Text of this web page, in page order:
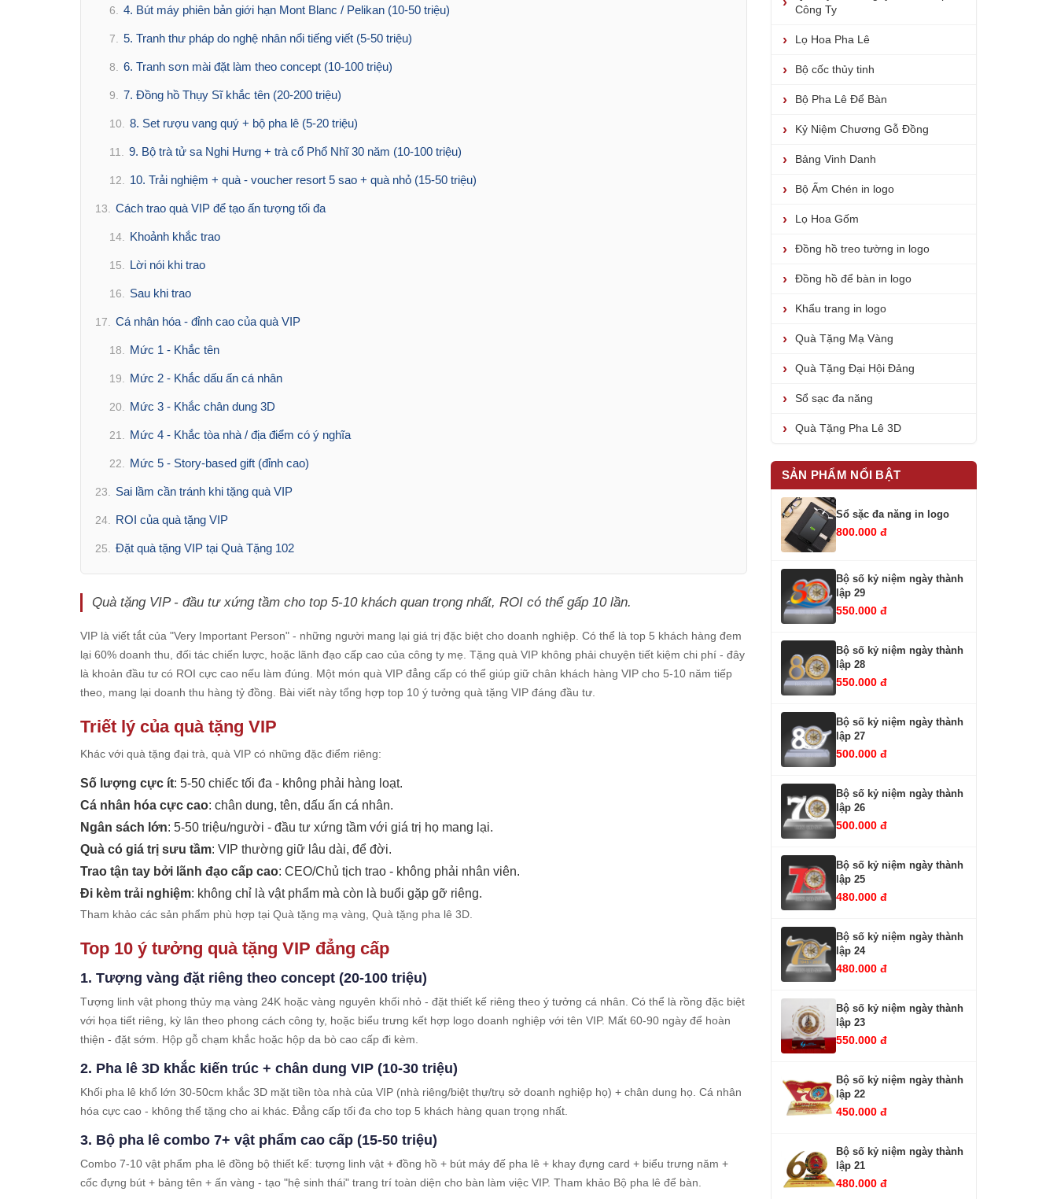
6. 4. Bút máy phiên bản giới hạn Mont Blanc / Pelikan (10-50 triệu)
7. 5. Tranh thư pháp do nghệ nhân nổi tiếng viết (5-50 triệu)
8. 6. Tranh sơn mài đặt làm theo concept (10-100 triệu)
9. 7. Đồng hồ Thụy Sĩ khắc tên (20-200 triệu)
10. 8. Set rượu vang quý + bộ pha lê (5-20 triệu)
11. 9. Bộ trà tử sa Nghi Hưng + trà cổ Phổ Nhĩ 30 năm (10-100 triệu)
12. 10. Trải nghiệm + quà - voucher resort 5 sao + quà nhỏ (15-50 triệu)
13. Cách trao quà VIP để tạo ấn tượng tối đa
14. Khoảnh khắc trao
15. Lời nói khi trao
16. Sau khi trao
17. Cá nhân hóa - đỉnh cao của quà VIP
18. Mức 1 - Khắc tên
19. Mức 2 - Khắc dấu ấn cá nhân
20. Mức 3 - Khắc chân dung 3D
21. Mức 4 - Khắc tòa nhà / địa điểm có ý nghĩa
22. Mức 5 - Story-based gift (đỉnh cao)
23. Sai lầm cần tránh khi tặng quà VIP
24. ROI của quà tặng VIP
25. Đặt quà tặng VIP tại Quà Tặng 102
Quà tặng VIP - đầu tư xứng tầm cho top 5-10 khách quan trọng nhất, ROI có thể gấp 10 lần.
VIP là viết tắt của "Very Important Person" - những người mang lại giá trị đặc biệt cho doanh nghiệp. Có thể là top 5 khách hàng đem
lại 60% doanh thu, đối tác chiến lược, hoặc lãnh đạo cấp cao của công ty mẹ. Tặng quà VIP không phải chuyện tiết kiệm chi phí - đây
là khoản đầu tư có ROI cực cao nếu làm đúng. Một món quà VIP đẳng cấp có thể giúp giữ chân khách hàng VIP cho 5-10 năm tiếp
theo, mang lại doanh thu hàng tỷ đồng. Bài viết này tổng hợp top 10 ý tưởng quà tặng VIP đáng đầu tư.
Triết lý của quà tặng VIP
Khác với quà tặng đại trà, quà VIP có những đặc điểm riêng:
Số lượng cực ít: 5-50 chiếc tối đa - không phải hàng loạt.
Cá nhân hóa cực cao: chân dung, tên, dấu ấn cá nhân.
Ngân sách lớn: 5-50 triệu/người - đầu tư xứng tầm với giá trị họ mang lại.
Quà có giá trị sưu tầm: VIP thường giữ lâu dài, để đời.
Trao tận tay bởi lãnh đạo cấp cao: CEO/Chủ tịch trao - không phải nhân viên.
Đi kèm trải nghiệm: không chỉ là vật phẩm mà còn là buổi gặp gỡ riêng.
Tham khảo các sản phẩm phù hợp tại Quà tặng mạ vàng Quà tặng pha lê 3D
Top 10 ý tưởng quà tặng VIP đẳng cấp
1. Tượng vàng đặt riêng theo concept (20-100 triệu)
Tượng linh vật phong thủy mạ vàng 24K hoặc vàng nguyên khối nhỏ - đặt thiết kế riêng theo ý tưởng cá nhân. Có thể là rồng đặc biệt
với họa tiết riêng, kỳ lân theo phong cách công ty, hoặc biểu trưng kết hợp logo doanh nghiệp với tên VIP. Mất 60-90 ngày để hoàn
thiện - đặt sớm. Hộp gỗ chạm khắc hoặc hộp da bò cao cấp đi kèm.
2. Pha lê 3D khắc kiến trúc + chân dung VIP (10-30 triệu)
Khối pha lê khổ lớn 30-50cm khắc 3D mặt tiền tòa nhà của VIP (nhà riêng/biệt thự/trụ sở doanh nghiệp họ) + chân dung họ. Cá nhân
hóa cực cao - không thể tặng cho ai khác. Đẳng cấp tối đa cho top 5 khách hàng quan trọng nhất.
3. Bộ pha lê combo 7+ vật phẩm cao cấp (15-50 triệu)
Combo 7-10 vật phẩm pha lê đồng bộ thiết kế: tượng linh vật + đồng hồ + bút máy đế pha lê + khay đựng card + biểu trưng năm +
cốc đựng bút + bảng tên + ấn vàng - tạo "hệ sinh thái" trang trí toàn diện cho bàn làm việc VIP. Tham khảo Bộ pha lê để bàn
Công Ty
Lọ Hoa Pha Lê
Bộ cốc thủy tinh
Bộ Pha Lê Để Bàn
Kỷ Niệm Chương Gỗ Đồng
Bảng Vinh Danh
Bộ Ấm Chén in logo
Lọ Hoa Gốm
Đồng hồ treo tường in logo
Đồng hồ để bàn in logo
Khẩu trang in logo
Quà Tặng Mạ Vàng
Quà Tặng Đại Hội Đảng
Sổ sạc đa năng
Quà Tặng Pha Lê 3D
SẢN PHẨM NỔI BẬT
Sổ sặc đa năng in logo
800.000 đ
Bộ số kỷ niệm ngày thành
lập 29
550.000 đ
Bộ số kỷ niệm ngày thành
lập 28
550.000 đ
Bộ số kỷ niệm ngày thành
lập 27
500.000 đ
Bộ số kỷ niệm ngày thành
lập 26
500.000 đ
Bộ số kỷ niệm ngày thành
lập 25
480.000 đ
Bộ số kỷ niệm ngày thành
lập 24
480.000 đ
Bộ số kỷ niệm ngày thành
lập 23
550.000 đ
Bộ số kỷ niệm ngày thành
lập 22
450.000 đ
Bộ số kỷ niệm ngày thành
lập 21
480.000 đ